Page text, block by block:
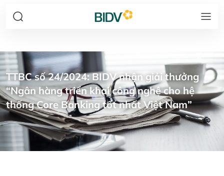
TTBC số 24/2024: BIDV nhận giải thưởng
“Ngân hàng triển khai công nghệ cho hệ
thống Core Banking tốt nhất Việt Nam”